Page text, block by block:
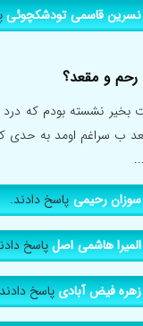
نسرین قاسمی تودشکچوئی
و مقعد؟
نشسته بودم که درد
ب سراغم اومد به حدی
سوزان رحیمیپاسخ دادند.
هاشمی اصلپاسخ
زهره فیض آبادیپاسخ